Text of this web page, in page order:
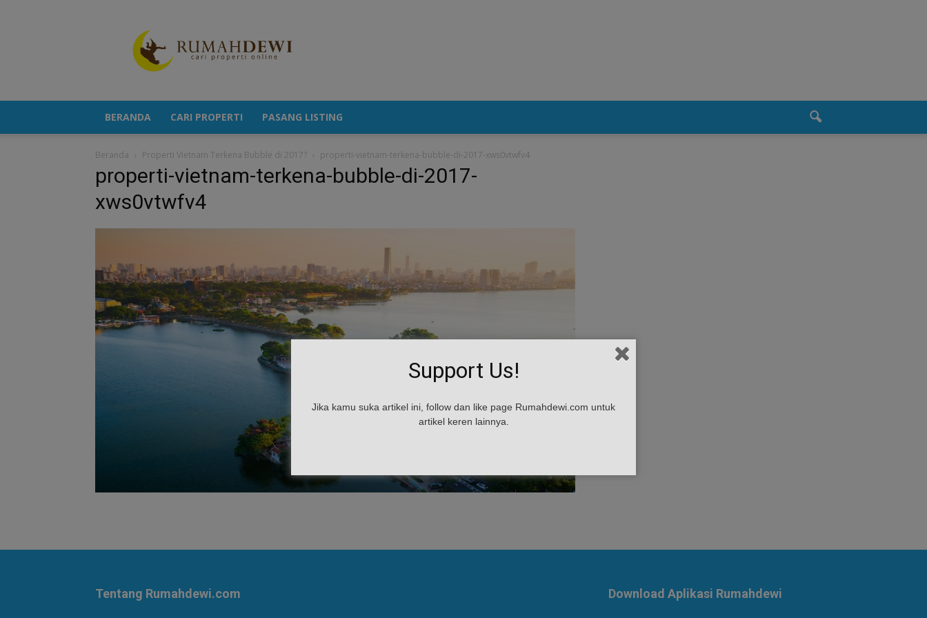
Berita
Properti
Terkini
BERANDA CARI PROPERTI PASANG LISTING
Beranda Properti Vietnam Terkena Bubble di 2017? properti-vietnam-terkena-bubble-di-2017-xws0vtwfv4
properti-vietnam-terkena-bubble-di-2017-
xws0vtwfv4
Tentang Rumahdewi.com Download Aplikasi Rumahdewi
Support Us!
Jika kamu suka artikel ini, follow dan like page Rumahdewi.com untuk
artikel keren lainnya.